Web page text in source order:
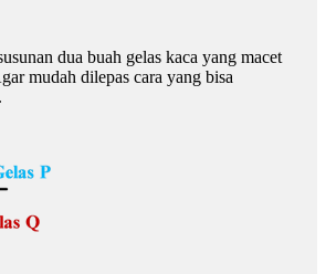
dua buah gelas kaca yang macet
mudah dilepas cara yang bisa